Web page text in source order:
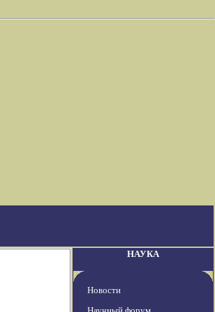
НАУКА
Новости